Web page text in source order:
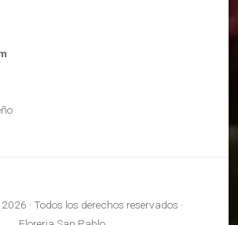
· Todos los derechos reservados ·